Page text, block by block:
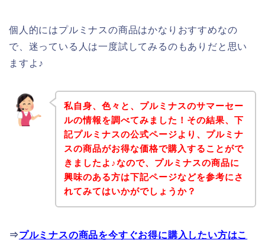
個人的にはプルミナスの商品はかなりおすすめなの
で、迷っている人は一度試してみるのもありだと思い
ますよ♪
私自身、色々と、プルミナスのサマーセー
ルの情報を調べてみました！その結果、下
記プルミナスの公式ページより、プルミナ
スの商品がお得な価格で購入することがで
きましたよ♪なので、プルミナスの商品に
興味のある方は下記ページなどを参考にさ
れてみてはいかがでしょうか？
⇒プルミナスの商品を今すぐお得に購入したい方はこ